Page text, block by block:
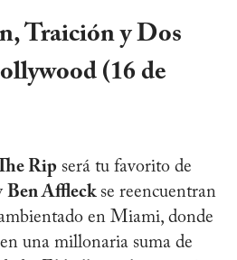
Traición y Dos
(16 de
Rip será tu favorito de
Ben Affleckse reencuentran
en Miami, donde
una millonaria suma de